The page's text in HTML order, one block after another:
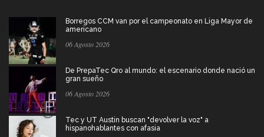
Borregos CCM van por el campeonato en Liga Mayor de
americano
06 Agosto 2026
De PrepaTec Qro al mundo: el escenario donde nació un
gran sueño
06 Agosto 2026
Tec y UT Austin buscan "devolver la voz" a
hispanohablantes con afasia